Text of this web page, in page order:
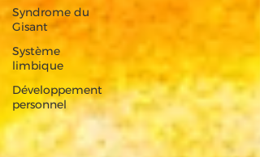
Syndrome du
Gisant
Système
limbique
Développement
personnel